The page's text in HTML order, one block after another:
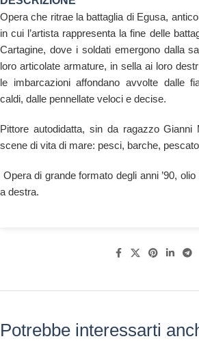
Opera che ritrae la battaglia di Egusa,
in cui l’artista rappresenta la fine delle
Cartagine, dove i soldati emergono dalla
loro articolate armature, in sella ai loro
le imbarcazioni affondano avvolte dalle
caldi, dalle pennellate veloci e decise.
Pittore autodidatta, sin da ragazzo Gianni
scene di vita di mare: pesci, barche,
Opera di grande formato degli anni ’90,
a destra.
Potrebbe interessarti